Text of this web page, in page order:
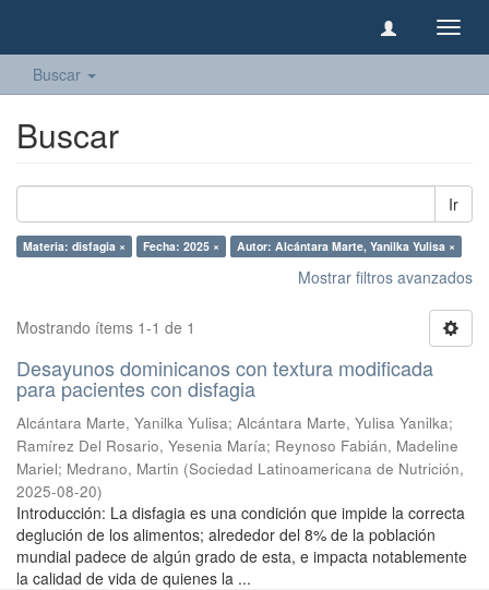
Buscar
Buscar
Ir
Materia: disfagia × Fecha: 2025 × Autor: Alcántara Marte, Yanilka Yulisa ×
Mostrar filtros avanzados
Mostrando ítems 1-1 de 1
Desayunos dominicanos con textura modificada
para pacientes con disfagia
Alcántara Marte, Yanilka Yulisa; Alcántara Marte, Yulisa Yanilka;
Ramírez Del Rosario, Yesenia María; Reynoso Fabián, Madeline
Mariel; Medrano, Martin (Sociedad Latinoamericana de Nutrición,
2025-08-20)
Introducción: La disfagia es una condición que impide la correcta
deglución de los alimentos; alrededor del 8% de la población
mundial padece de algún grado de esta, e impacta notablemente
la calidad de vida de quienes la ...